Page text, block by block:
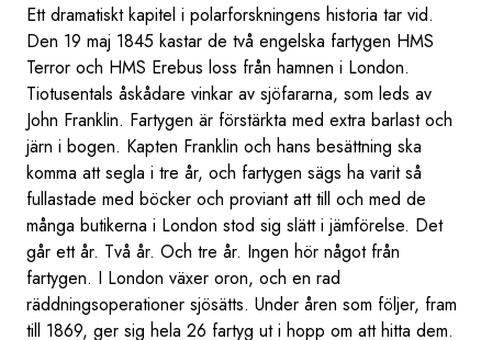
Ett dramatiskt kapitel i polarforskningens historia tar vid.
Den 19 maj 1845 kastar de två engelska fartygen HMS
Terror och HMS Erebus loss från hamnen i London.
Tiotusentals åskådare vinkar av sjöfararna, som leds av
John Franklin. Fartygen är förstärkta med extra barlast och
järn i bogen. Kapten Franklin och hans besättning ska
komma att segla i tre år, och fartygen sägs ha varit så
fullastade med böcker och proviant att till och med de
många butikerna i London stod sig slätt i jämförelse. Det
går ett år. Två år. Och tre år. Ingen hör något från
fartygen. I London växer oron, och en rad
räddningsoperationer sjösätts. Under åren som följer, fram
till 1869, ger sig hela 26 fartyg ut i hopp om att hitta dem.